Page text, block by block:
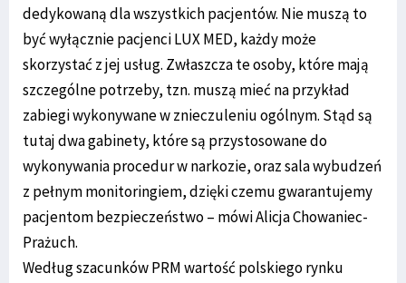
dedykowaną dla wszystkich pacjentów. Nie muszą to
być wyłącznie pacjenci LUX MED, każdy może
skorzystać z jej usług. Zwłaszcza te osoby, które mają
szczególne potrzeby, tzn. muszą mieć na przykład
zabiegi wykonywane w znieczuleniu ogólnym. Stąd są
tutaj dwa gabinety, które są przystosowane do
wykonywania procedur w narkozie, oraz sala wybudzeń
z pełnym monitoringiem, dzięki czemu gwarantujemy
pacjentom bezpieczeństwo – mówi Alicja Chowaniec-
Prażuch.
Według szacunków PRM wartość polskiego rynku